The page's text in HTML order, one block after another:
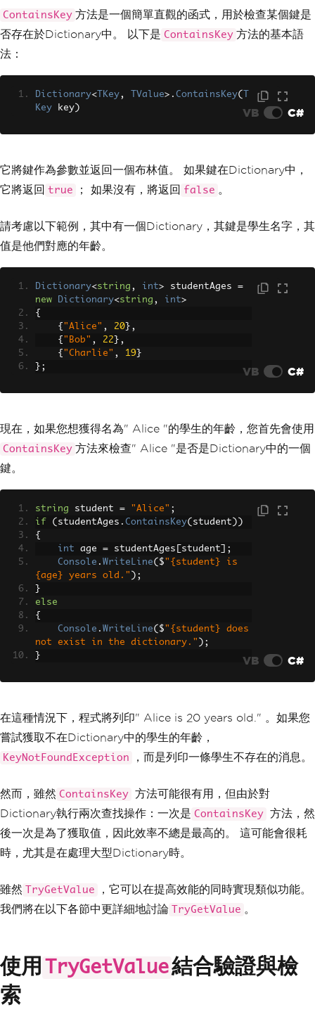
ContainsKey 方法是一個簡單直觀的函式，用於檢查某個鍵是
否存在於Dictionary中。 以下是 ContainsKey 方法的基本語
法：
Dictionary< TKey, TValue>. ContainsKey(
Key key ) VB C#
它將鍵作為參數並返回一個布林值。 如果鍵在Dictionary中，
它將返回 true ； 如果沒有，將返回 false 。
請考慮以下範例，其中有一個Dictionary，其鍵是學生名字，其
值是他們對應的年齡。
Dictionary<string , int> studentAges =
new
Dictionary<string , int>
{
{ "Alice" , 20 },
{ "Bob" , 22 },
{ "Charlie" , 19 }
};
VB C#
現在，如果您想獲得名為" Alice "的學生的年齡，您首先會使用
ContainsKey 方法來檢查" Alice "是否是Dictionary中的一個
鍵。
string student = "Alice" ;
if
( studentAges . ContainsKey( student ))
{
int age = studentAges student ];
Console . WriteLine( $ "{student} is
{age} years old." );
}
else
{
Console . WriteLine( $ "{student} does
not exist in the dictionary." );
}
VB C#
在這種情況下，程式將列印" Alice is 20 years old." 。如果您
嘗試獲取不在Dictionary中的學生的年齡，
KeyNotFoundException ，而是列印一條學生不存在的消息。
然而，雖然 ContainsKey 方法可能很有用，但由於對
Dictionary執行兩次查找操作：一次是 ContainsKey 方法，然
後一次是為了獲取值，因此效率不總是最高的。 這可能會很耗
時，尤其是在處理大型Dictionary時。
雖然 TryGetValue
，它可以在提高效能的同時實現類似功能。
我們將在以下各節中更詳細地討論
TryGetValue 。
使用 TryGetValue結合驗證與檢
索